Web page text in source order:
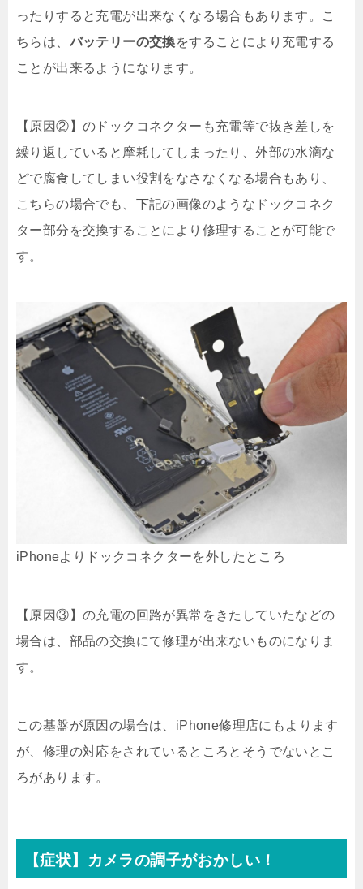
ったりすると充電が出来なくなる場合もあります。こ
ちらは、 バッテリーの交換をすることにより充電する
ことが出来るようになります。
【原因②】のドックコネクターも充電等で抜き差しを
繰り返していると摩耗してしまったり、外部の水滴な
どで腐食してしまい役割をなさなくなる場合もあり、
こちらの場合でも、下記の画像のようなドックコネク
ター部分を交換することにより修理することが可能で
す。
iPhoneよりドックコネクターを外したところ
【原因③】の充電の回路が異常をきたしていたなどの
場合は、部品の交換にて修理が出来ないものになりま
す。
この基盤が原因の場合は、iPhone修理店にもよります
が、修理の対応をされているところとそうでないとこ
ろがあります。
【症状】カメラの調子がおかしい！